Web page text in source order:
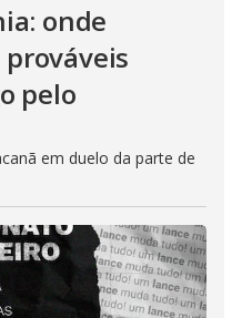
onde
pelo
em duelo da parte de